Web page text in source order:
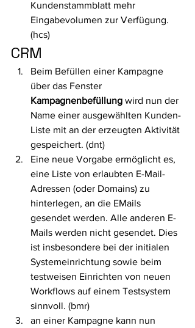
Kundenstammblatt mehr
Eingabevolumen zur Verfügung.
(hcs)
CRM
Beim Befüllen einer Kampagne
über das Fenster
Kampagnenbefüllung wird nun der
Name einer ausgewählten Kunden-
Liste mit an der erzeugten Aktivität
gespeichert. (dnt)
Eine neue Vorgabe ermöglicht es,
eine Liste von erlaubten E-Mail-
Adressen (oder Domains) zu
hinterlegen, an die EMails
gesendet werden. Alle anderen E-
Mails werden nicht gesendet. Dies
ist insbesondere bei der initialen
Systemeinrichtung sowie beim
testweisen Einrichten von neuen
Workflows auf einem Testsystem
sinnvoll. (bmr)
an einer Kampagne kann nun